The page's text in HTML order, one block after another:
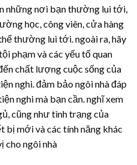
những nơi bạn thường lui tới,
học, công viên, cửa hàng
thường lui tới. ngoài ra, hãy
phạm và các yếu tố quan
chất lượng cuộc sống của
nghi. đảm bảo ngôi nhà đáp
nghi mà bạn cần. nghĩ xem
cũng như tình trạng của
bị mới và các tính năng khác
cho ngôi nhà